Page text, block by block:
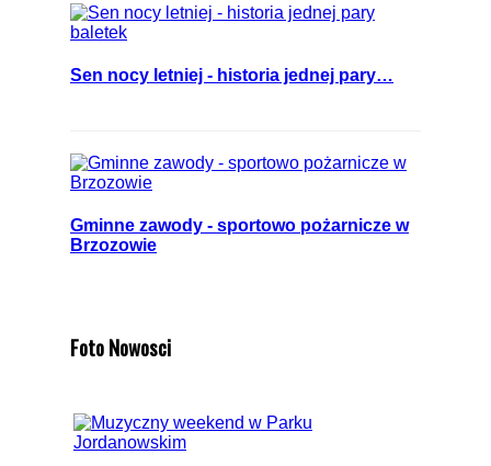
Sen nocy letniej - historia jednej pary…
Gminne zawody - sportowo pożarnicze w
Brzozowie
Foto Nowosci